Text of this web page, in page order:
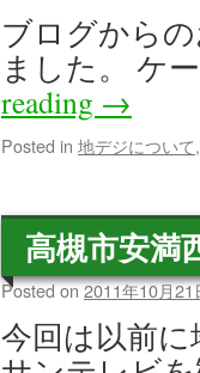
ブログから
ました。 ケ
reading →
Posted in 地デジについて
高槻市安満
Posted on2011年10月21
今回は以前